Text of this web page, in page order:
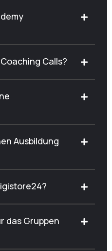
Calls?
Ausbildung
das Gruppen